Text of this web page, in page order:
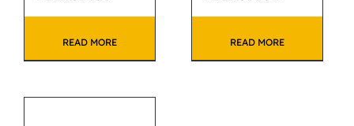
READ MORE READ MORE